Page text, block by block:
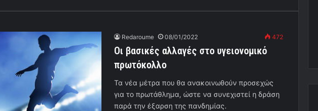
Redaroume 08/01/2022 472
Οι βασικές αλλαγές στο υγειονομικό
πρωτόκολλο
Τα νέα μέτρα που θα ανακοινωθούν προσεχώς
για το πρωτάθλημα, ώστε να συνεχιστεί η δράση
παρά την έξαρση της πανδημίας.